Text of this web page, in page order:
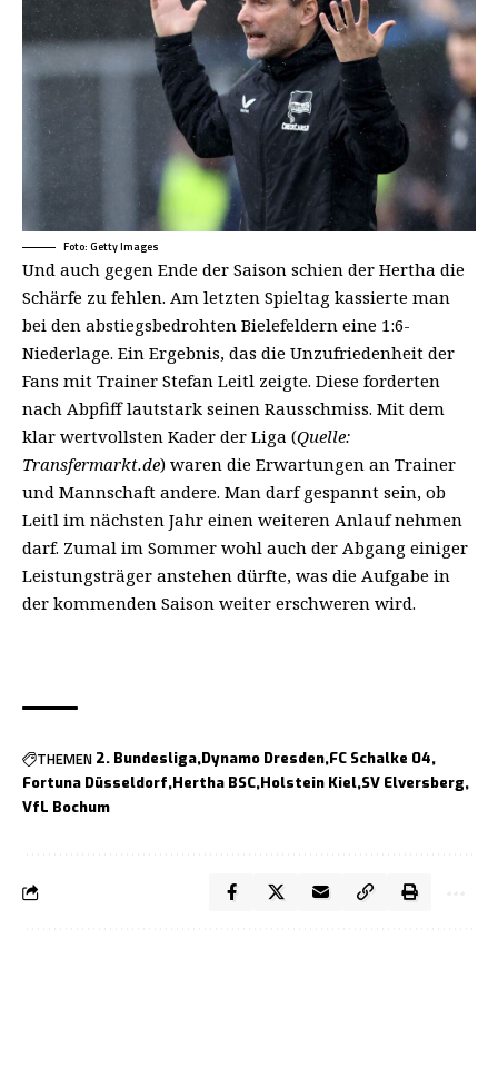
Foto: Getty Images
Und auch gegen Ende der Saison schien der Hertha die
Schärfe zu fehlen. Am letzten Spieltag kassierte man
bei den abstiegsbedrohten Bielefeldern eine 1:6-
Niederlage. Ein Ergebnis, das die Unzufriedenheit der
Fans mit Trainer Stefan Leitl zeigte. Diese forderten
nach Abpfiff lautstark seinen Rausschmiss. Mit dem
klar wertvollsten Kader der Liga (Quelle:
Transfermarkt.de) waren die Erwartungen an Trainer
und Mannschaft andere. Man darf gespannt sein, ob
Leitl im nächsten Jahr einen weiteren Anlauf nehmen
darf. Zumal im Sommer wohl auch der Abgang einiger
Leistungsträger anstehen dürfte, was die Aufgabe in
der kommenden Saison weiter erschweren wird.
THEMEN 2. Bundesliga Dynamo Dresden FC Schalke 04
Fortuna Düsseldorf Hertha BSC Holstein Kiel SV Elversberg
VfL Bochum